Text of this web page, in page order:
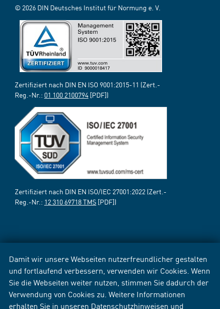
Damit wir unsere Webseiten nutzerfreundlicher gestalten
und fortlaufend verbessern, verwenden wir Cookies. Wenn
Sie die Webseiten weiter nutzen, stimmen Sie dadurch der
Verwendung von Cookies zu. Weitere Informationen
erhalten Sie in unseren Datenschutzhinweisen und
© 2026 DIN Deutsches Institut für Normung e. V.
Zertifiziert nach DIN EN ISO 9001:2015-11 (Zert.-
Reg.-Nr.: 01 100 2100794 [PDF])
Zertifiziert nach DIN EN ISO/IEC 27001:2022 (Zert.-
Reg.-Nr.: 12 310 69718 TMS [PDF])